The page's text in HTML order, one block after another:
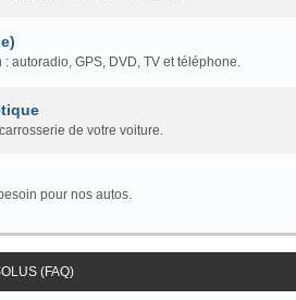
autoradio, GPS, DVD, TV et téléphone.
de votre voiture.
pour nos autos.
(FAQ)